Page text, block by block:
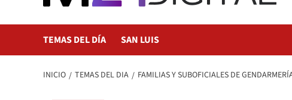
TEMAS DEL DÍA SAN LUIS
INICIO TEMAS DEL DIA FAMILIAS Y SUBOFICIALES DE